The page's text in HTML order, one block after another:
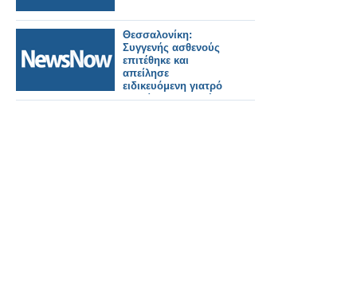
Θεσσαλονίκη:
Συγγενής ασθενούς
επιτέθηκε και
απείλησε
ειδικευόμενη γιατρό
για μία… συνταγή